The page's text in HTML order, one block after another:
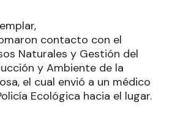
contacto con el
Naturales y Gestión del
y Ambiente de la
el cual envió a un médico
Ecológica hacia el lugar.